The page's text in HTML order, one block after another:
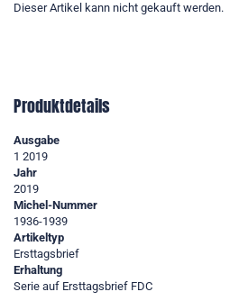
Dieser Artikel kann nicht gekauft werden.
Produktdetails
Ausgabe
1 2019
Jahr
2019
Michel-Nummer
1936-1939
Artikeltyp
Ersttagsbrief
Erhaltung
Serie auf Ersttagsbrief FDC